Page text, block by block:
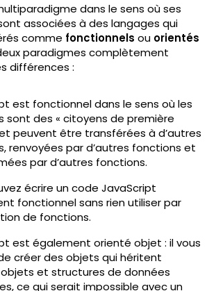
dans le sens où ses
associées à des langages qui
comme fonctionnels ou orientés
paradigmes complètement
différences :
est fonctionnel dans le sens où les
sont des « citoyens de première
peuvent être transférées à d’autres
renvoyées par d’autres fonctions et
par d’autres fonctions.
écrire un code JavaScript
fonctionnel sans rien utiliser par
de fonctions.
est également orienté objet : il vous
créer des objets qui héritent
objets et structures de données
ce qui serait impossible avec un